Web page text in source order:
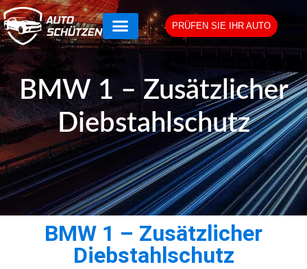
PRÜFEN SIE IHR AUTO
BMW 1 – Zusätzlicher
Diebstahlschutz
BMW 1 – Zusätzlicher
Diebstahlschutz